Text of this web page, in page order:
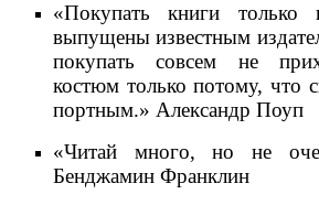
«Покупать книги
выпущены известным
покупать совсем не
костюм только потому, что
портным.» Александр Поуп
«Читай много, но не
Бенджамин Франклин